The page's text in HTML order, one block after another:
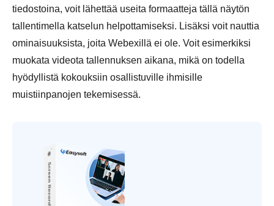
tiedostoina, voit lähettää useita formaatteja tällä näytön
tallentimella katselun helpottamiseksi. Lisäksi voit nauttia
ominaisuuksista, joita Webexillä ei ole. Voit esimerkiksi
muokata videota tallennuksen aikana, mikä on todella
hyödyllistä kokouksiin osallistuville ihmisille
muistiinpanojen tekemisessä.